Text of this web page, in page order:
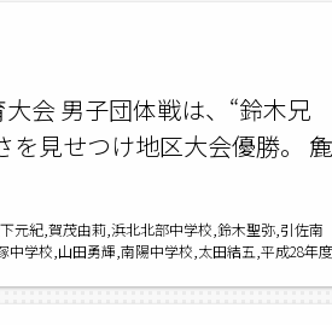
会 男子団体戦は、“鈴木兄
を見せつけ地区大会優勝。 麁
元紀,賀茂由莉,浜北北部中学校,鈴木聖弥,引佐南
学校,山田勇輝,南陽中学校,太田結五,平成28年度
陽,森仁美,都田中学校